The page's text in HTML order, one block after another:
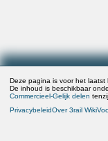
Deze pagina is voor het laatst
De inhoud is beschikbaar
Commercieel-Gelijk delen
PrivacybeleidOver 3rail Wiki